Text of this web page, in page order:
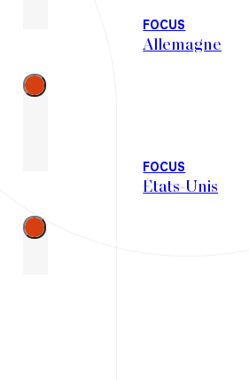
FOCUS
Allemagne
Go
to
FOCUS
États-Unis
Go
to